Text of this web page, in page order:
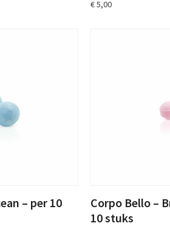
€5,00
– per 10
Corpo Bello –
10 stuks